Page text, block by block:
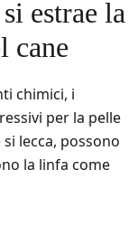
estrae la
cane
chimici, i
per la pelle
lecca, possono
la linfa come